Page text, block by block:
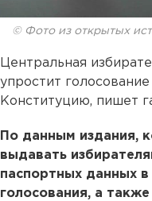
© Фото из открытых
Центральная
упростит
Конституцию, пишет
По данным издания,
выдавать
паспортных данных в
голосования, а